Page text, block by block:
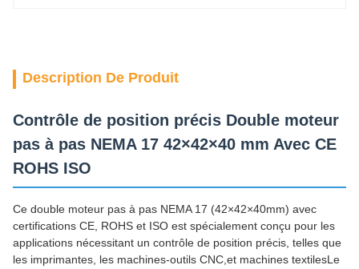
Description De Produit
Contrôle de position précis Double moteur
pas à pas NEMA 17 42×42×40 mm Avec CE
ROHS ISO
Ce double moteur pas à pas NEMA 17 (42×42×40mm) avec
certifications CE, ROHS et ISO est spécialement conçu pour les
applications nécessitant un contrôle de position précis, telles que
les imprimantes, les machines-outils CNC,et machines textilesLe